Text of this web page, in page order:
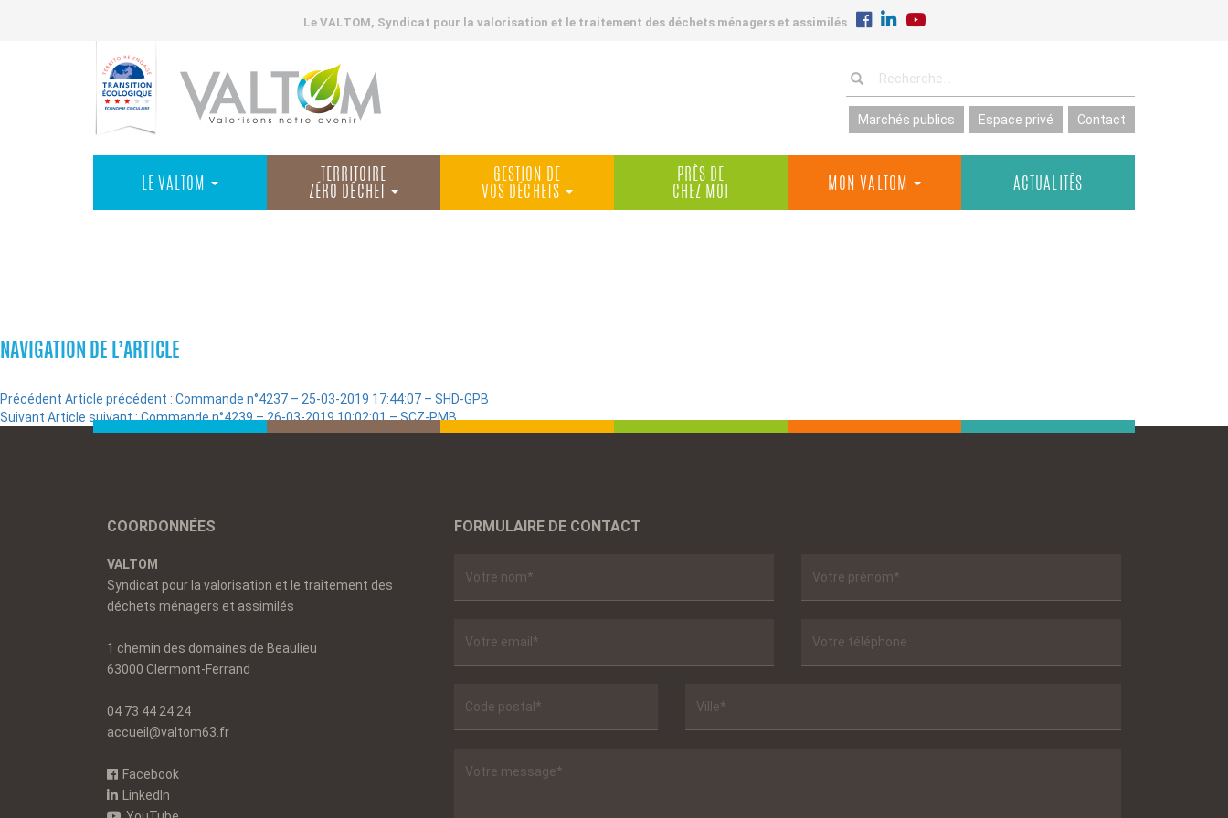
Le VALTOM, Syndicat pour la valorisation et le traitement des déchets ménagers et assimilés
Marchés publics Espace privé Contact
LE VALTOM
TERRITOIRE
ZÉRO DÉCHET
GESTION DE
VOS DÉCHETS
PRÈS DE
CHEZ MOI
MON VALTOM ACTUALITÉS
NAVIGATION DE L’ARTICLE
Précédent Article précédent : Commande n°4237 – 25-03-2019 17:44:07 – SHD-GPB
Suivant Article suivant :Commande n°4239 – 26-03-2019 10:02:01 – SCZ-PMB
COORDONNÉES
VALTOM
Syndicat pour la valorisation et le traitement des
déchets ménagers et assimilés
1 chemin des domaines de Beaulieu
63000 Clermont-Ferrand
04 73 44 24 24
accueil@valtom63.fr
Facebook
LinkedIn
FORMULAIRE DE CONTACT